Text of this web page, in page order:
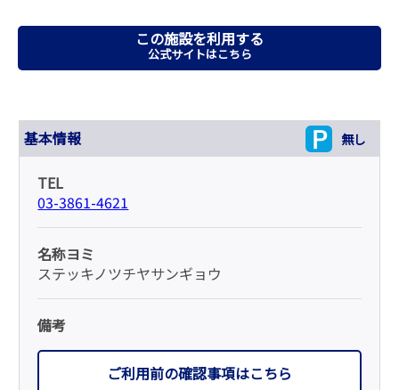
この施設を利用する
公式サイトはこちら
基本情報 無し
TEL
03-3861-4621
名称ヨミ
ステッキノツチヤサンギョウ
備考
ご利用前の確認事項はこちら